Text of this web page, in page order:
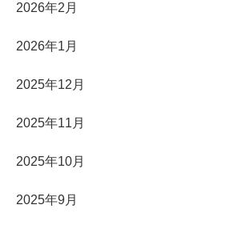
2026年2月
2026年1月
2025年12月
2025年11月
2025年10月
2025年9月